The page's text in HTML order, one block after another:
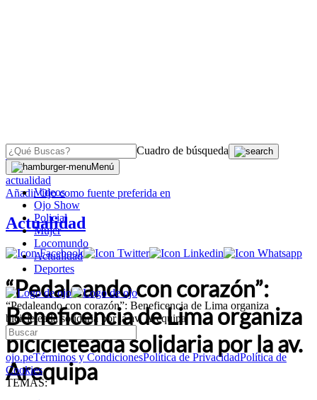
Cuadro de búsqueda
Menú
Videos
Ojo Show
Policial
Mujer
Locomundo
Actualidad
Deportes
“Pedaleando con corazón”: Beneficencia de Lima organiza
bicicleteada solidaria por la av. Arequipa
ojo.peTérminos y CondicionesPolítica de PrivacidadPolítica de
Cookies
TEMAS:
OJO
actualidad
AñadirOjocomo fuente preferida en
Actualidad
“Pedaleando con corazón”:
Beneficencia de Lima organiza
bicicleteada solidaria por la av.
Arequipa